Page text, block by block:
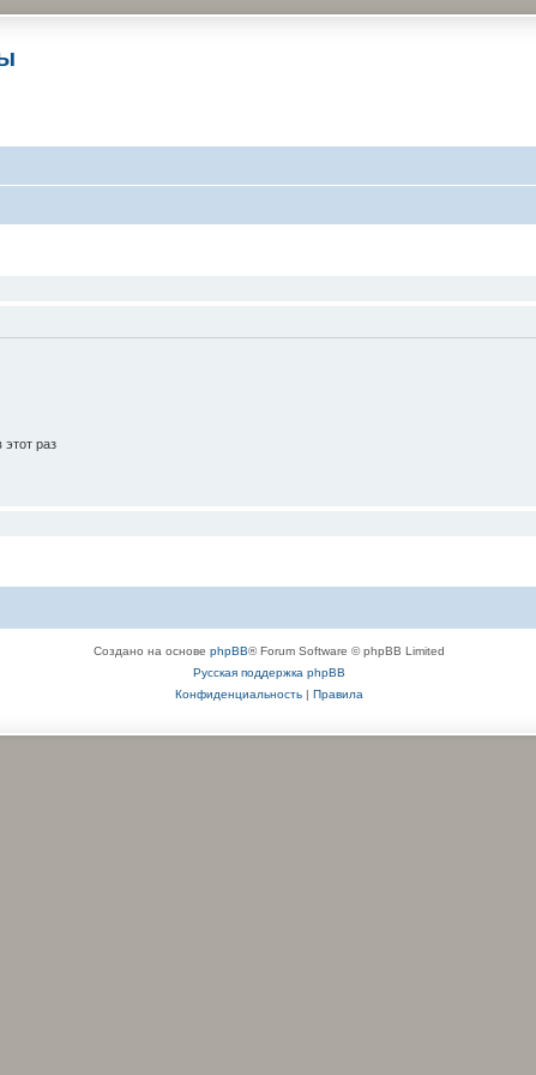
раз
Создано на основе phpBB® Forum Software © phpBB Limited
Русская поддержка phpBB
Конфиденциальность| Правила